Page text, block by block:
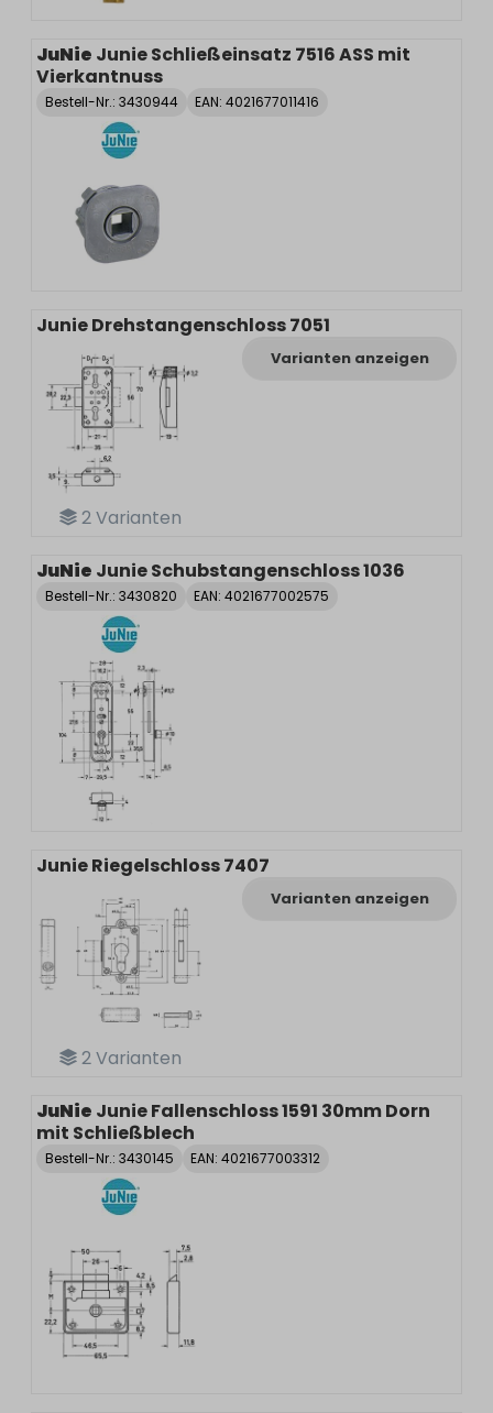
JuNie Junie Schließeinsatz 7516 ASS mit
Vierkantnuss
Bestell-Nr.: 3430944 EAN: 4021677011416
2Varianten
Junie Drehstangenschloss 7051
Varianten anzeigen
JuNie Junie Schubstangenschloss 1036
Bestell-Nr.: 3430820 EAN: 4021677002575
2Varianten
Junie Riegelschloss 7407
Varianten anzeigen
JuNie Junie Fallenschloss 1591 30mm Dorn
mit Schließblech
Bestell-Nr.: 3430145 EAN: 4021677003312